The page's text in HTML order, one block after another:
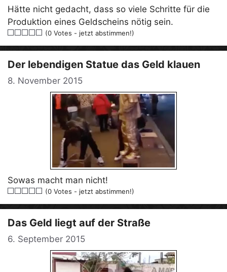
Hätte nicht gedacht, dass so viele Schritte für die
Produktion eines Geldscheins nötig sein.
(0 Votes - jetzt abstimmen!)
Der lebendigen Statue das Geld klauen
8. November 2015
Sowas macht man nicht!
(0 Votes - jetzt abstimmen!)
Das Geld liegt auf der Straße
6. September 2015